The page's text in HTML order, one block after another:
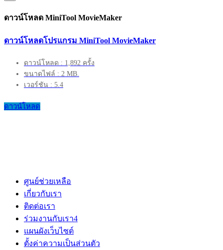
ดาวน์โหลด MiniTool MovieMaker
ดาวน์โหลดโปรแกรม MiniTool MovieMaker
ดาวน์โหลด : 1,892 ครั้ง
ขนาดไฟล์ : 2 MB.
เวอร์ชัน : 5.4
ดาวน์โหลด
ศูนย์ช่วยเหลือ
เกี่ยวกับเรา
ติดต่อเรา
ร่วมงานกับเรา4
แผนผังเว็บไซต์
ตั้งค่าความเป็นส่วนตัว